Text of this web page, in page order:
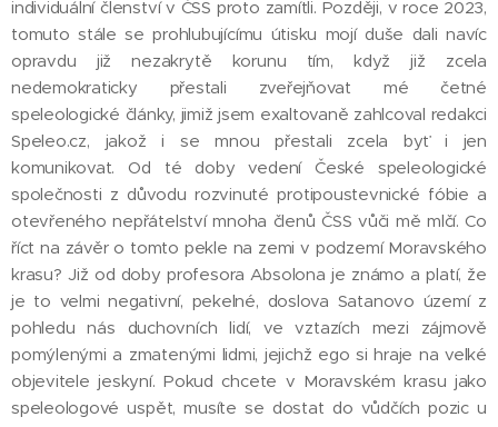
individuální členství v ČSS proto zamítli. Později, v roce 2023,
tomuto stále se prohlubujícímu útisku mojí duše dali navíc
opravdu již nezakrytě korunu tím, když již zcela
nedemokraticky přestali zveřejňovat mé četné
speleologické články, jimiž jsem exaltovaně zahlcoval redakci
Speleo.cz, jakož i se mnou přestali zcela byť i jen
komunikovat. Od té doby vedení České speleologické
společnosti z důvodu rozvinuté protipoustevnické fóbie a
otevřeného nepřátelství mnoha členů ČSS vůči mě mlčí. Co
říct na závěr o tomto pekle na zemi v podzemí Moravského
krasu? Již od doby profesora Absolona je známo a platí, že
je to velmi negativní, pekelné, doslova Satanovo území z
pohledu nás duchovních lidí, ve vztazích mezi zájmově
pomýlenými a zmatenými lidmi, jejichž ego si hraje na velké
objevitele jeskyní. Pokud chcete v Moravském krasu jako
speleologové uspět, musíte se dostat do vůdčích pozic u